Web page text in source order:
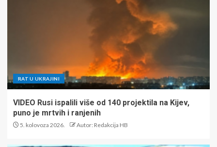
RAT U UKRAJINI
VIDEO Rusi ispalili više od 140 projektila na Kijev,
puno je mrtvih i ranjenih
5. kolovoza 2026. Autor: Redakcija HB